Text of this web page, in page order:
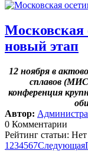
Московская
новый этап
12 ноября в
сплавов
конференция
Автор:
0 Комментарии
Рейтинг статьи:
1 234567Следующая